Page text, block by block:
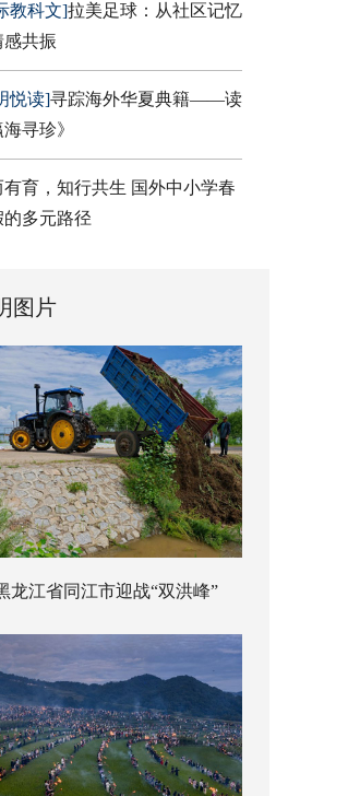
教科文]拉美足球：从社区记忆
感共振
悦读]寻踪海外华夏典籍——读
海寻珍》
有育，知行共生 国外中小学春
的多元路径
图片
龙江省同江市迎战“双洪峰”